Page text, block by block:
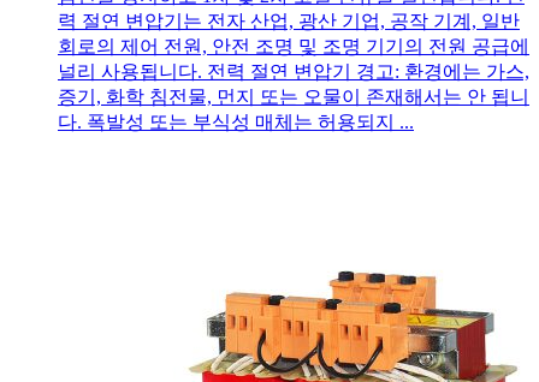
력 절연 변압기는 전자 산업, 광산 기업, 공작 기계, 일반
회로의 제어 전원, 안전 조명 및 조명 기기의 전원 공급에
널리 사용됩니다. 전력 절연 변압기 경고: 환경에는 가스,
증기, 화학 침전물, 먼지 또는 오물이 존재해서는 안 됩니
다. 폭발성 또는 부식성 매체는 허용되지 ...